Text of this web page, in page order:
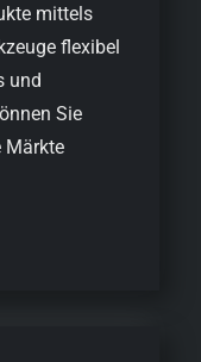
mittels
flexibel
und
Sie
Märkte